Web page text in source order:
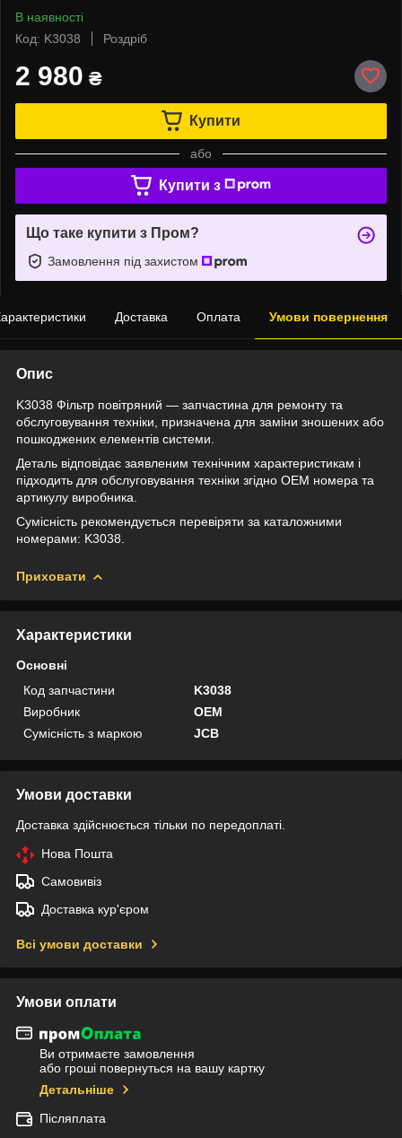
В наявності
Код: K3038
Роздріб
2 980 ₴
Купити
або
Купити з
Що таке купити з Пром?
Замовлення під захистом
Доставка Оплата Умови повернення
Опис
K3038 Фільтр повітряний — запчастина для ремонту та
обслуговування техніки, призначена для заміни зношених або
пошкоджених елементів системи.
Деталь відповідає заявленим технічним характеристикам і
підходить для обслуговування техніки згідно OEM номера та
артикулу виробника.
Сумісність рекомендується перевіряти за каталожними
номерами: K3038.
Приховати
Характеристики
Основні
Код запчастини
K3038
Виробник
OEM
Сумісність з маркою
JCB
Умови доставки
Доставка здійснюється тільки по передоплаті.
Нова Пошта
Самовивіз
Доставка кур'єром
Всі умови доставки
Умови оплати
Ви отримаєте замовлення
або гроші повернуться на вашу картку
Детальніше
Післяплата